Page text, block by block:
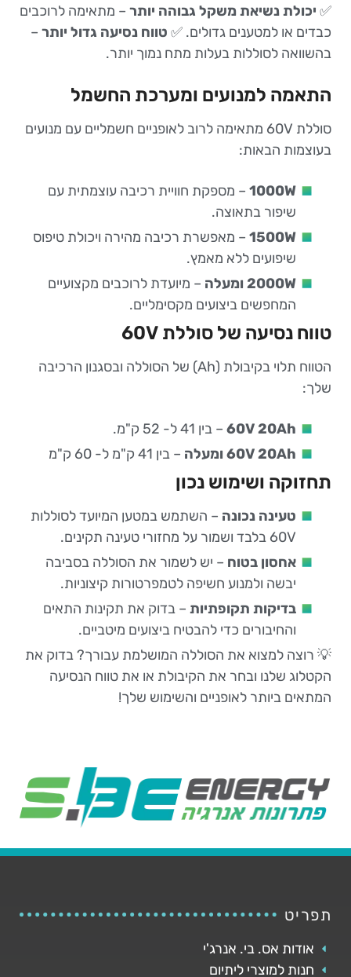
✅ יכולת נשיאת משקל גבוהה יותר – מתאימה לרוכבים
כבדים או למטענים גדולים. ✅ טווח נסיעה גדול יותר –
בהשוואה לסוללות בעלות מתח נמוך יותר.
התאמה למנועים ומערכת החשמל
סוללת 60V מתאימה לרוב לאופניים חשמליים עם מנועים
בעוצמות הבאות:
1000W – מספקת חוויית רכיבה עוצמתית עם
שיפור בתאוצה.
1500W – מאפשרת רכיבה מהירה ויכולת טיפוס
שיפועים ללא מאמץ.
2000W ומעלה
– מיועדת לרוכבים מקצועיים
המחפשים ביצועים מקסימליים.
טווח נסיעה של סוללת 60V
הטווח תלוי בקיבולת (Ah) של הסוללה ובסגנון הרכיבה
שלך:
60V 20Ah – בין 41 ל- 52 ק"מ.
60V 20Ah ומעלה
– בין 41 ק"מ ל- 60 ק"מ
תחזוקה ושימוש נכון
טעינה נכונה – השתמש במטען המיועד לסוללות
60V בלבד ושמור על מחזורי טעינה תקינים.
אחסון בטוח – יש לשמור את הסוללה בסביבה
יבשה ולמנוע חשיפה לטמפרטורות קיצוניות.
בדיקות תקופתיות – בדוק את תקינות התאים
והחיבורים כדי להבטיח ביצועים מיטביים.
💡 רוצה למצוא את הסוללה המושלמת עבורך? בדוק את
הקטלוג שלנו ובחר את הקיבולת או את טווח הנסיעה
המתאים ביותר לאופניים והשימוש שלך!
תפריט
אודות אס. בי. אנרג'י
חנות למוצרי ליתיום